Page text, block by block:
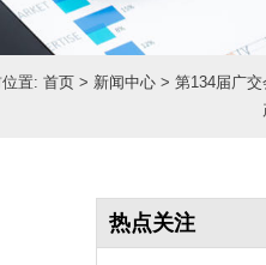
位置:首页 > 新闻中心 > 第134届广
热点关注